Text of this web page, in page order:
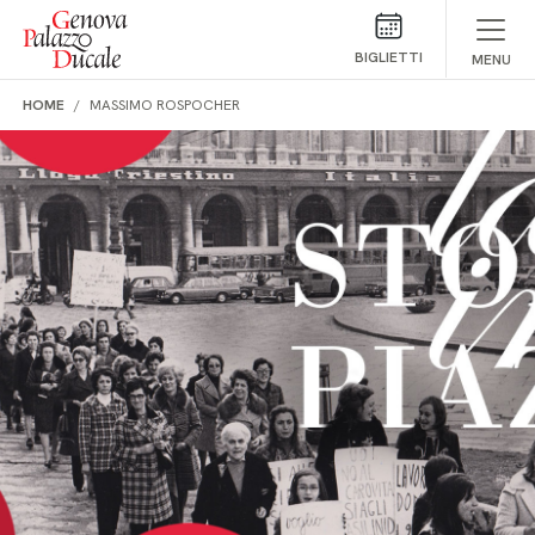
Salta al contenuto
BIGLIETTI MENU
HOME MASSIMO ROSPOCHER